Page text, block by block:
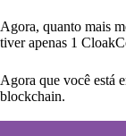
Agora, quanto mais
tiver apenas 1
Agora que você está
blockchain.